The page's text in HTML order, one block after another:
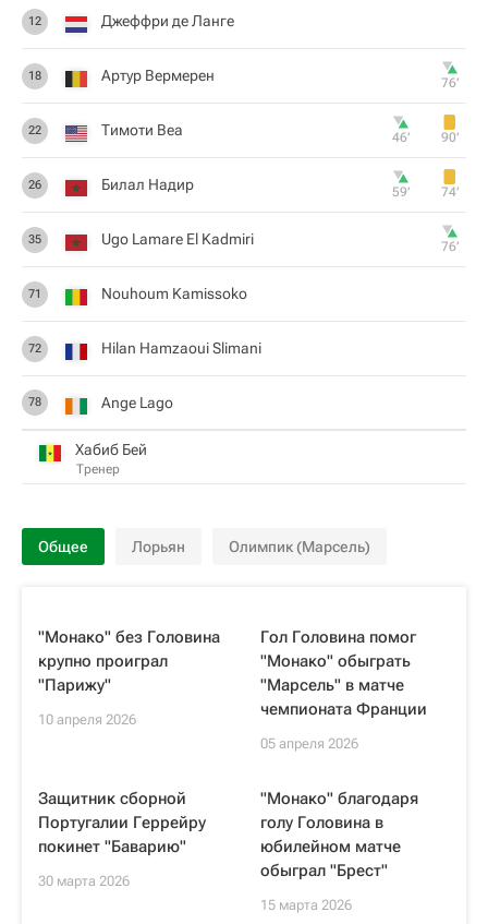
12 Джеффри де Ланге
18 Артур Вермерен 76‎’‎
22 Тимоти Веа 46‎’‎ 90‎’‎
26 Билал Надир 59‎’‎ 74‎’‎
35 Ugo Lamare El Kadmiri 76‎’‎
71 Nouhoum Kamissoko
72 Hilan Hamzaoui Slimani
78 Ange Lago
Хабиб Бей
Тренер
Общее Лорьян Олимпик (Марсель)
"Монако" без Головина
крупно проиграл
"Парижу"
10 апреля 2026
Гол Головина помог
"Монако" обыграть
"Марсель" в матче
чемпионата Франции
05 апреля 2026
Защитник сборной
Португалии Геррейру
покинет "Баварию"
30 марта 2026
"Монако" благодаря
голу Головина в
юбилейном матче
обыграл "Брест"
15 марта 2026